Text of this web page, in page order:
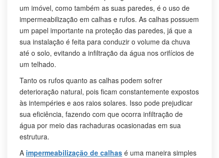
um imóvel, como também as suas paredes, é o uso de
impermeabilização em calhas e rufos. As calhas possuem
um papel importante na proteção das paredes, já que a
sua instalação é feita para conduzir o volume da chuva
até o solo, evitando a infiltração da água nos orifícios de
um telhado.
Tanto os rufos quanto as calhas podem sofrer
deterioração natural, pois ficam constantemente expostos
às intempéries e aos raios solares. Isso pode prejudicar
sua eficiência, fazendo com que ocorra infiltração de
água por meio das rachaduras ocasionadas em sua
estrutura.
A impermeabilização de calhas é uma maneira simples